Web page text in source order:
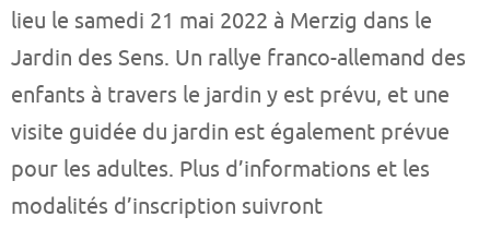
lieu le samedi 21 mai 2022 à Merzig dans le
Jardin des Sens. Un rallye franco-allemand des
enfants à travers le jardin y est prévu, et une
visite guidée du jardin est également prévue
pour les adultes. Plus d’informations et les
modalités d’inscription suivront